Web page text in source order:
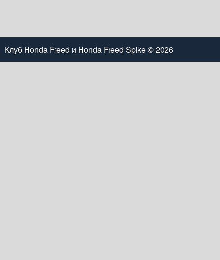
Клуб Honda Freed и Honda Freed Spike© 2026